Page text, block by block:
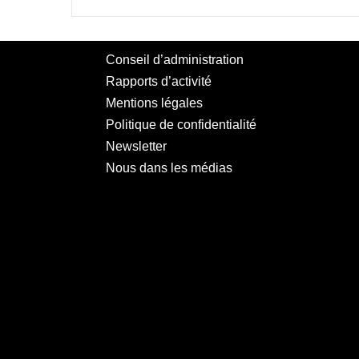
Conseil d’administration
Rapports d’activité
Mentions légales
Politique de confidentialité
Newsletter
Nous dans les médias